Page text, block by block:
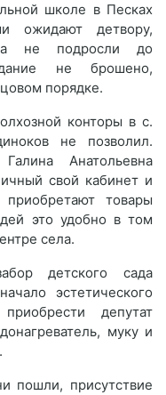
школе в Песках
ожидают детвору,
не подросли до
не брошено,
порядке.
конторы в с.
не позволил.
Анатольевна
свой кабинет и
товары
это удобно в том
села.
детского сада
эстетического
депутат
муку и
пошли, присутствие